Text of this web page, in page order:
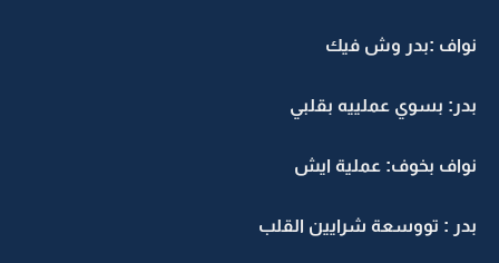
نواف :بدر وش فيك
بدر: بسوي عملييه بقلبي
نواف بخوف: عملية ايش
بدر : تووسعة شرايين القلب